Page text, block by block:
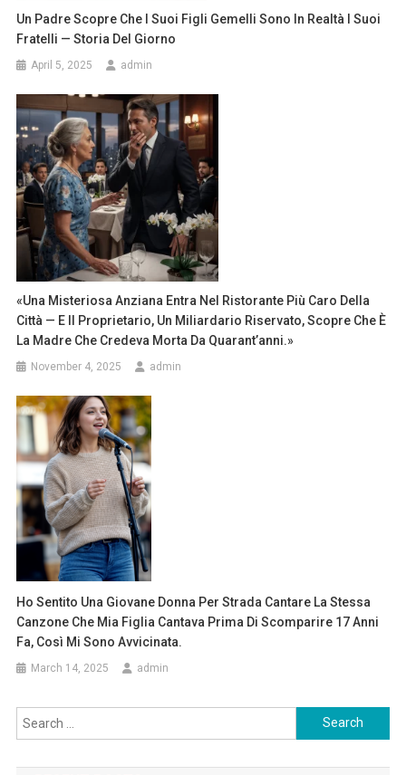
Un Padre Scopre Che I Suoi Figli Gemelli Sono In Realtà I Suoi
Fratelli — Storia Del Giorno
April 5, 2025 admin
«Una Misteriosa Anziana Entra Nel Ristorante Più Caro Della
Città — E Il Proprietario, Un Miliardario Riservato, Scopre Che È
La Madre Che Credeva Morta Da Quarant’anni.»
November 4, 2025 admin
Ho Sentito Una Giovane Donna Per Strada Cantare La Stessa
Canzone Che Mia Figlia Cantava Prima Di Scomparire 17 Anni
Fa, Così Mi Sono Avvicinata.
March 14, 2025 admin
Search
for: